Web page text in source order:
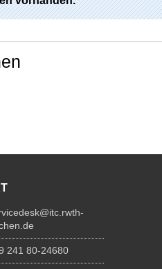
241 80-24680